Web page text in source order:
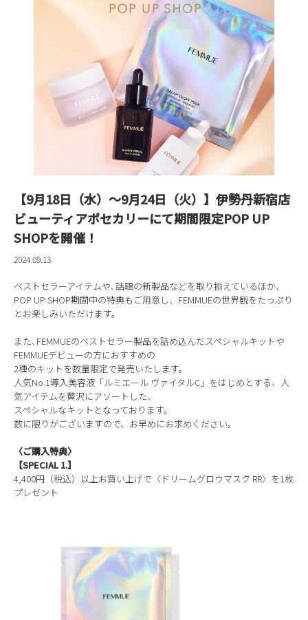
【9月18日（水）～9月24日（火）】伊勢丹新宿店
ビューティアポセカリーにて期間限定POP UP
SHOPを開催！
2024.09.13
ベストセラーアイテムや､話題の新製品などを取り揃えているほか、
POP UP SHOP期間中の特典もご用意し、FEMMUEの世界観をたっぷり
とお楽しみいただけます。
また､FEMMUEのベストセラー製品を詰め込んだスペシャルキットや
FEMMUEデビューの方におすすめの
2種のキットを数量限定で発売いたします。
人気No.1導入美容液「ルミエール ヴァイタルC」をはじめとする、人
気アイテムを贅沢にアソートした、
スペシャルなキットとなっております。
数に限りがございますので、お早めにお求めください。
〈ご購入特典〉
【SPECIAL 1.】
4,400円（税込）以上お買い上げで〈ドリームグロウマスク RR〉を1枚
プレゼント